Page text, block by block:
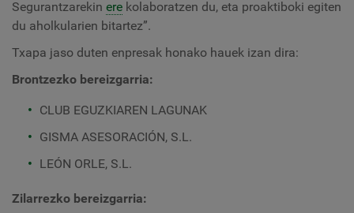
Segurantzarekin ere kolaboratzen du, eta proaktiboki egiten
du aholkularien bitartez”.
Txapa jaso duten enpresak honako hauek izan dira:
Brontzezko bereizgarria:
CLUB EGUZKIAREN LAGUNAK
GISMA ASESORACIÓN, S.L.
LEÓN ORLE, S.L.
Zilarrezko bereizgarria: